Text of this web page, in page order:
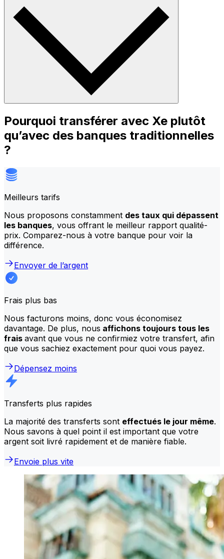
Pourquoi transférer avec Xe plutôt
qu’avec des banques traditionnelles
?
Meilleurs tarifs
Nous proposons constamment des taux qui dépassent
les banques, vous offrant le meilleur rapport qualité-
prix. Comparez-nous à votre banque pour voir la
différence.
Envoyer de l’argent
Frais plus bas
Nous facturons moins, donc vous économisez
davantage. De plus, nous affichons toujours tous les
frais avant que vous ne confirmiez votre transfert, afin
que vous sachiez exactement pour quoi vous payez.
Dépensez moins
Transferts plus rapides
La majorité des transferts sont effectués le jour même.
Nous savons à quel point il est important que votre
argent soit livré rapidement et de manière fiable.
Envoie plus vite